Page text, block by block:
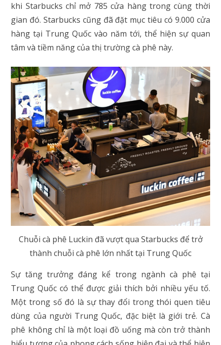
khi Starbucks chỉ mở 785 cửa hàng trong cùng thời
gian đó. Starbucks cũng đã đặt mục tiêu có 9.000 cửa
hàng tại Trung Quốc vào năm tới, thể hiện sự quan
tâm và tiềm năng của thị trường cà phê này.
Chuỗi cà phê Luckin đã vượt qua Starbucks để trở
thành chuỗi cà phê lớn nhất tại Trung Quốc
Sự tăng trưởng đáng kể trong ngành cà phê tại
Trung Quốc có thể được giải thích bởi nhiều yếu tố.
Một trong số đó là sự thay đổi trong thói quen tiêu
dùng của người Trung Quốc, đặc biệt là giới trẻ. Cà
phê không chỉ là một loại đồ uống mà còn trở thành